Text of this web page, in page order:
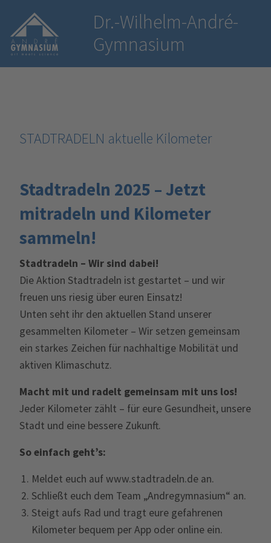
Dr.-Wilhelm-André-
Gymnasium
STADTRADELN aktuelle Kilometer
Stadtradeln 2025 – Jetzt
mitradeln und Kilometer
sammeln!
Stadtradeln – Wir sind dabei!
Die Aktion Stadtradeln ist gestartet – und wir
freuen uns riesig über euren Einsatz!
Unten seht ihr den aktuellen Stand unserer
gesammelten Kilometer – Wir setzen gemeinsam
ein starkes Zeichen für nachhaltige Mobilität und
aktiven Klimaschutz.
Macht mit und radelt gemeinsam mit uns los!
Jeder Kilometer zählt – für eure Gesundheit, unsere
Stadt und eine bessere Zukunft.
So einfach geht’s:
Meldet euch auf www.stadtradeln.de an.
Schließt euch dem Team „Andregymnasium“ an.
Steigt aufs Rad und tragt eure gefahrenen
Kilometer bequem per App oder online ein.